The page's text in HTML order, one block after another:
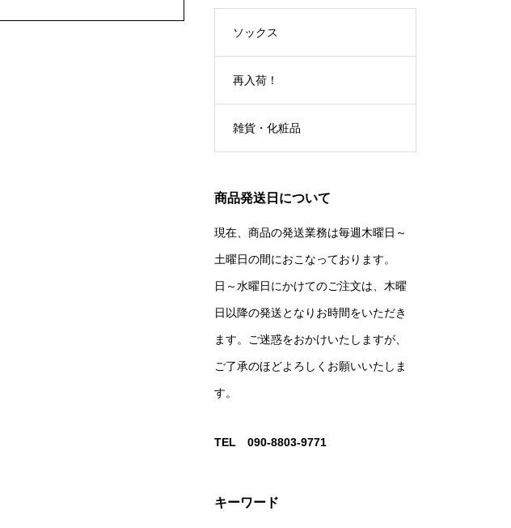
ソックス
再入荷！
雑貨・化粧品
商品発送日について
現在、商品の発送業務は毎週木曜日～
土曜日の間におこなっております。
日～水曜日にかけてのご注文は、木曜
日以降の発送となりお時間をいただき
ます。ご迷惑をおかけいたしますが、
ご了承のほどよろしくお願いいたしま
す。
TEL 090-8803-9771
キーワード